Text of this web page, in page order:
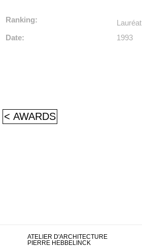
Ranking:
Lauréat
Date:
1993
< AWARDS
ATELIER D'ARCHITECTURE
PIERRE HEBBELINCK